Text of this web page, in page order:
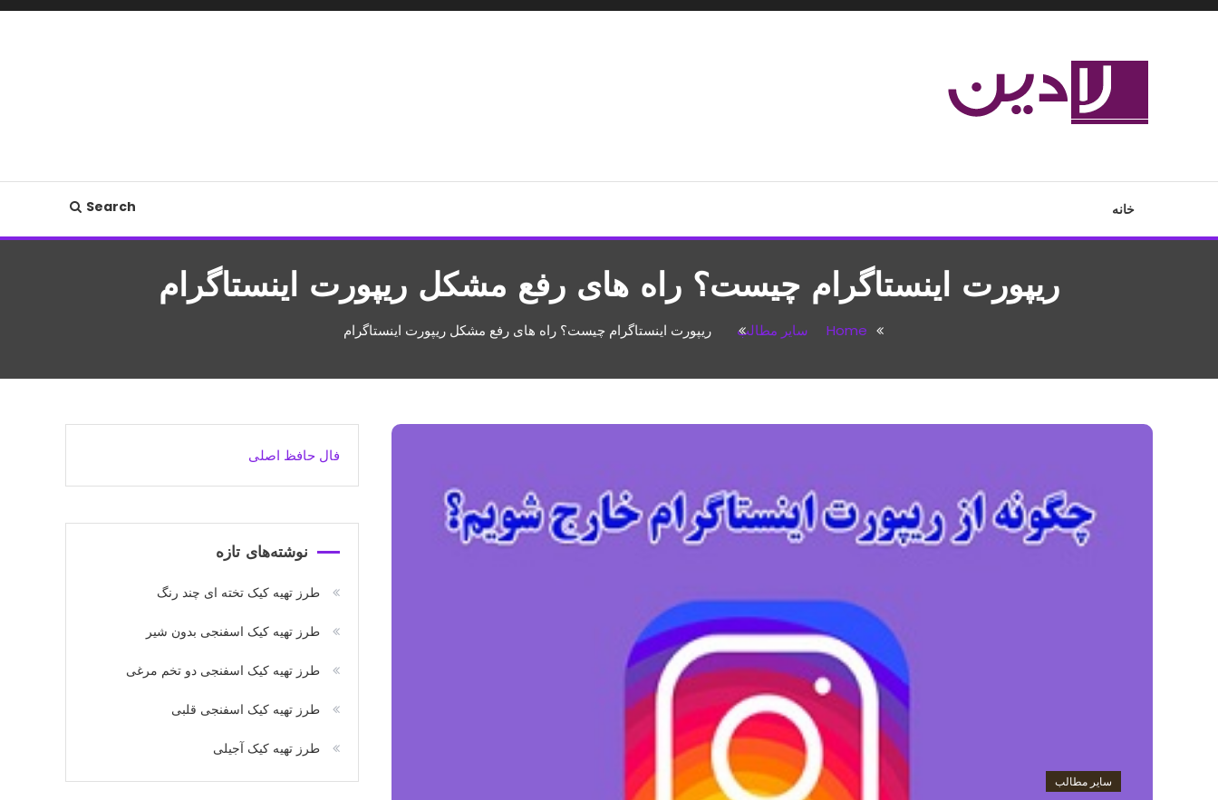
Skip
خانه Search
ریپورت اینستاگرام چیست؟ راه های رفع مشکل ریپورت اینستاگرام
Home سایر مطالب ریپورت اینستاگرام چیست؟ راه های رفع مشکل ریپورت اینستاگرام
سایر مطالب
فال حافظ اصلی
نوشته‌های تازه
طرز تهیه کیک تخته ای چند رنگ
طرز تهیه کیک اسفنجی بدون شیر
طرز تهیه کیک اسفنجی دو تخم مرغی
طرز تهیه کیک اسفنجی قلبی
طرز تهیه کیک آجیلی